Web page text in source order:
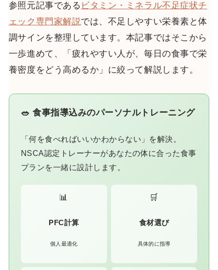
参照元記事である ビタミン・ミネラル不足症状チ
ェック専門家解説では、不足しやすい栄養素と体
調サインを整理しています。本記事ではそこから
一歩進めて、「疲れやすい人が、毎日の食事で栄
養密度をどう高めるか」に絞って解説します。
🥗 食事指導込みのパーソナルトレーニング
「何を食べればいいかわからない」を解決。
NSCA認定トレーナーがあなたの体に合った食事
プランを一緒に設計します。
📊
PFC計算
個人最適化
🛒
食材選び
具体的に指導